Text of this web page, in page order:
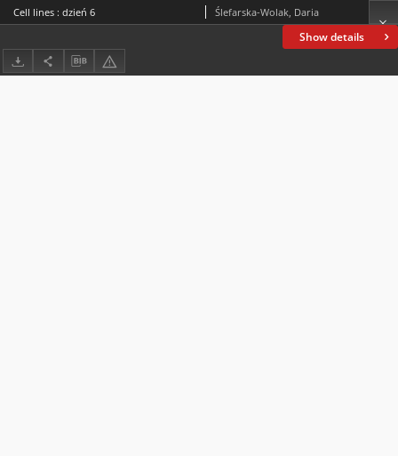
Show details
Cell lines : dzień 6 Ślefarska-Wolak, Daria